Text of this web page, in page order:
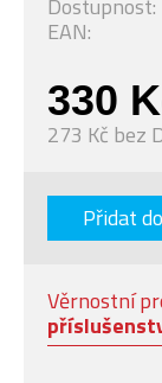
330
273 Kč bez
Dostupnost:
EAN:
Přidat
Věrnostní